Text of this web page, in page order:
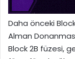
Daha önceki
Alman
Block 2B füzesi,